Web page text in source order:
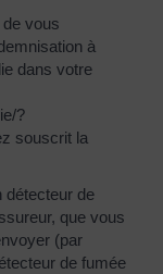
vous
à
dans votre
?
souscrit la
détecteur de
que vous
(par
de fumée